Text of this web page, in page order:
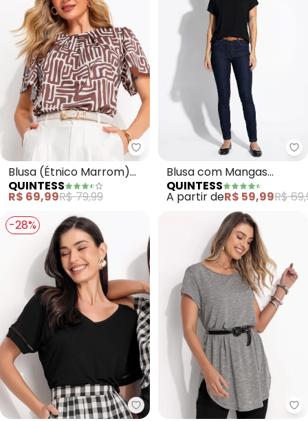
Quintess - Blusa (Étnico
Blusa (Étnico Marrom)
em Malha Fria
QUINTESS
R$ 69,99R$ 79,99
Blusa com Mangas
Curtas (Preta)
QUINTESS
A partir deR$ 59,99R$
-28%
Quintess - Blusa (Preto) em